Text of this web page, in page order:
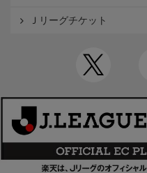
Ｊリーグチケット